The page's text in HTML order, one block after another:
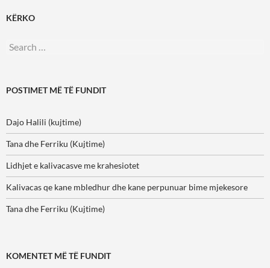
KËRKO
Search
POSTIMET MË TË FUNDIT
Dajo Halili (kujtime)
Tana dhe Ferriku (Kujtime)
Lidhjet e kalivacasve me krahesiotet
Kalivacas qe kane mbledhur dhe kane perpunuar bime mjekesore
Tana dhe Ferriku (Kujtime)
KOMENTET MË TË FUNDIT